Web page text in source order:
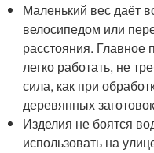
Маленький вес даёт
велосипедом или
расстояния. Главное
легко работать, не
сила, как при
деревянных
Изделия не боятся
использовать на